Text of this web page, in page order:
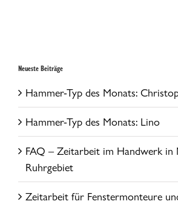
Neueste Beiträge
Hammer-Typ des Monats:
Hammer-Typ des Monats: Lino
FAQ – Zeitarbeit im Handwerk in
Ruhrgebiet
Zeitarbeit für Fenstermonteure